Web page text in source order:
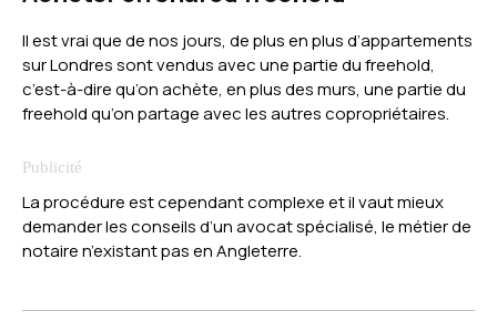
Il est vrai que de nos jours, de plus en plus d’appartements
sur Londres sont vendus avec une partie du freehold,
c’est-à-dire qu’on achète, en plus des murs, une partie du
freehold qu’on partage avec les autres copropriétaires.
La procédure est cependant complexe et il vaut mieux
demander les conseils d’un avocat spécialisé, le métier de
notaire n’existant pas en Angleterre.